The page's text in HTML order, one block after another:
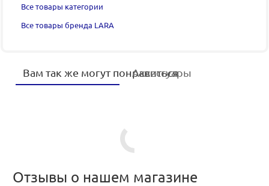
Все товары категории
Все товары бренда LARA
Вам так же могут понравиться
Аксессуары
Отзывы о нашем магазине